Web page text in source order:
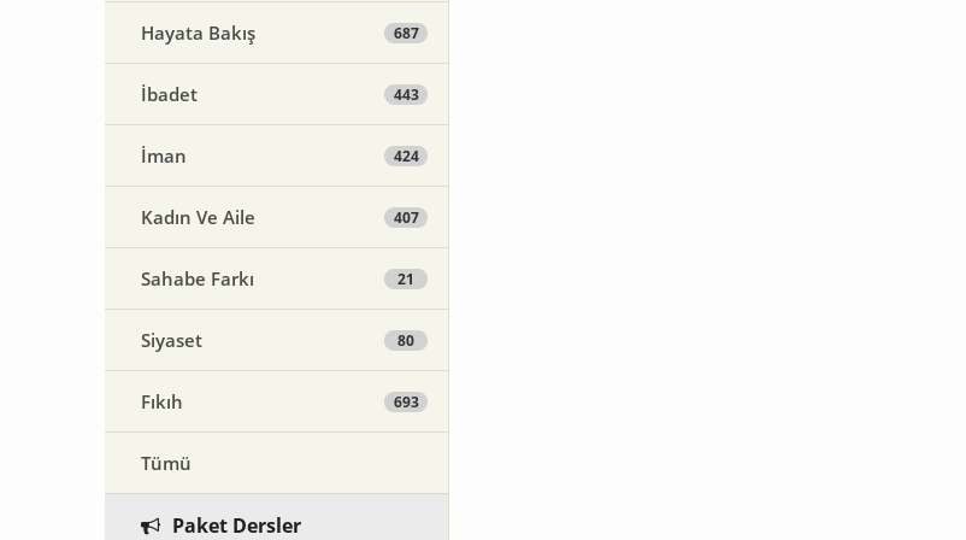
Hayata Bakış 687
İbadet 443
İman 424
Kadın Ve Aile 407
Sahabe Farkı 21
Siyaset 80
Fıkıh 693
Tümü
Paket Dersler